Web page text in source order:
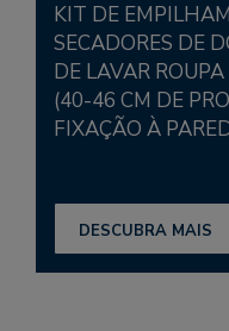
KIT DE EMPILHAMENTO PARA
SECADORES DE
DE LAVAR
(40-46 CM DE
FIXAÇÃO À
DESCUBRA MAIS